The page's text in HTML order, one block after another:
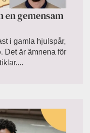
en gemensam
i gamla hjulspår,
Det är ämnena för